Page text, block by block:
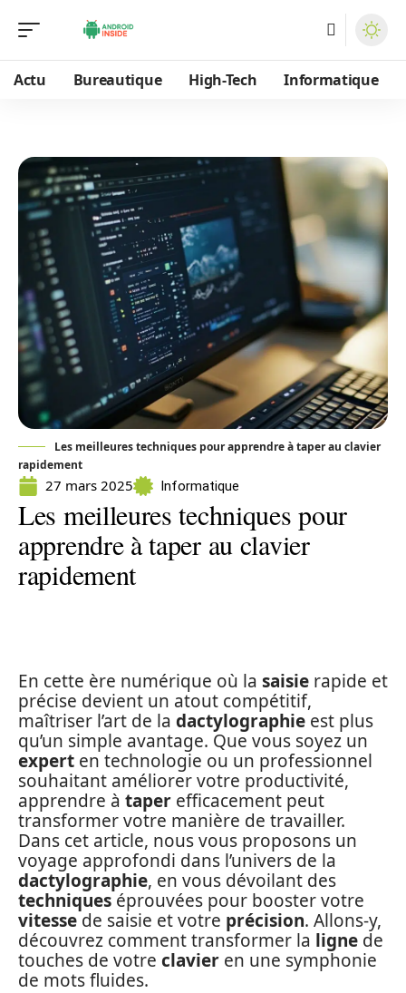
Actu Bureautique High-Tech Informatique
Les meilleures techniques pour apprendre à taper au clavier
rapidement
27 mars 2025 Informatique
Les meilleures techniques pour
apprendre à taper au clavier
rapidement
En cette ère numérique où la saisie rapide et
précise devient un atout compétitif,
maîtriser l’art de la dactylographie est plus
qu’un simple avantage. Que vous soyez un
expert en technologie ou un professionnel
souhaitant améliorer votre productivité,
apprendre à taper efficacement peut
transformer votre manière de travailler.
Dans cet article, nous vous proposons un
voyage approfondi dans l’univers de la
dactylographie, en vous dévoilant des
techniques éprouvées pour booster votre
vitesse de saisie et votre précision. Allons-y,
découvrez comment transformer la ligne de
touches de votre clavier en une symphonie
de mots fluides.